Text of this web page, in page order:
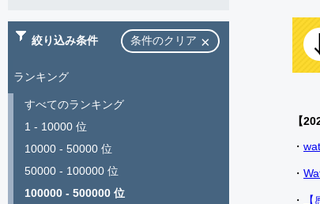
【
・
・
・
絞り込み条件 条件のクリア
ランキング
すべてのランキング
1 - 10000 位
10000 - 50000 位
50000 - 100000 位
100000 - 500000 位